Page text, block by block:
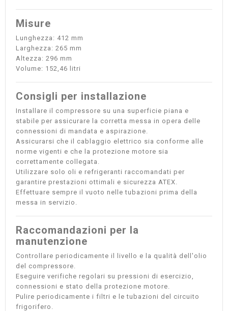
Misure
Lunghezza: 412 mm
Larghezza: 265 mm
Altezza: 296 mm
Volume: 152,46 litri
Consigli per installazione
Installare il compressore su una superficie piana e
stabile per assicurare la corretta messa in opera delle
connessioni di mandata e aspirazione.
Assicurarsi che il cablaggio elettrico sia conforme alle
norme vigenti e che la protezione motore sia
correttamente collegata.
Utilizzare solo oli e refrigeranti raccomandati per
garantire prestazioni ottimali e sicurezza ATEX.
Effettuare sempre il vuoto nelle tubazioni prima della
messa in servizio.
Raccomandazioni per la
manutenzione
Controllare periodicamente il livello e la qualità dell'olio
del compressore.
Eseguire verifiche regolari su pressioni di esercizio,
connessioni e stato della protezione motore.
Pulire periodicamente i filtri e le tubazioni del circuito
frigorifero.